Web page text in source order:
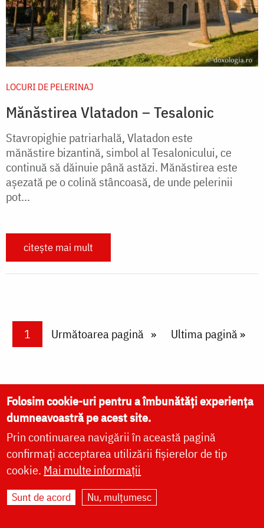
LOCURI DE PELERINAJ
Mănăstirea Vlatadon – Tesalonic
Stavropighie patriarhală, Vlatadon este
mănăstire bizantină, simbol al Tesalonicului, ce
continuă să dăinuie până astăzi. Mănăstirea este
așezată pe o colină stâncoasă, de unde pelerinii
pot...
citește mai mult
PaginareCurrent page
1 Next page
Următoarea pagină Last page
Ultima pagină »
VIAȚA BISERICII
CUVINTE DUHOVNICEȘTI
FAMILIE
Folosim cookie-uri pentru a îmbunătăți experiența
dumneavoastră pe acest site.
Prin continuarea navigării în această pagină
confirmați acceptarea utilizării fișierelor de tip
cookie. Mai multe informații
Sunt de acord Nu, mulțumesc